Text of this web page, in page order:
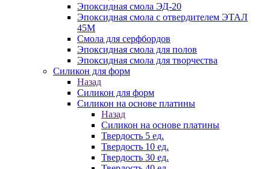
Эпоксидная смола ЭД-20
Эпоксидная смола с отвердителем ЭТАЛ
45М
Смола для серфбордов
Эпоксидная смола для полов
Эпоксидная смола для творчества
Силикон для форм
Назад
Силикон для форм
Силикон на основе платины
Назад
Силикон на основе платины
Твердость 5 ед.
Твердость 10 ед.
Твердость 30 ед.